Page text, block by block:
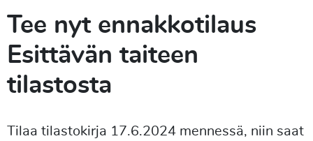
Tee nyt ennakkotilaus
Esittävän taiteen
tilastosta
Tilaa tilastokirja 17.6.2024 mennessä, niin saat